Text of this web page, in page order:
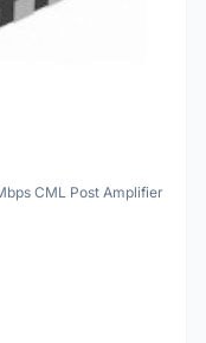
CML Post Amplifier